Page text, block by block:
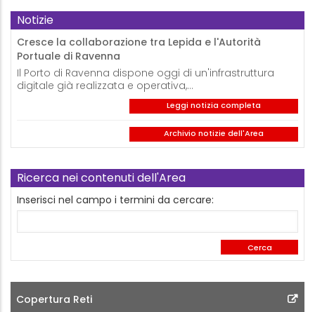
Notizie
Cresce la collaborazione tra Lepida e l'Autorità
Portuale di Ravenna
Il Porto di Ravenna dispone oggi di un'infrastruttura
digitale già realizzata e operativa,…
Leggi notizia completa
Archivio notizie dell'Area
Ricerca nei contenuti dell'Area
Inserisci nel campo i termini da cercare:
Copertura Reti